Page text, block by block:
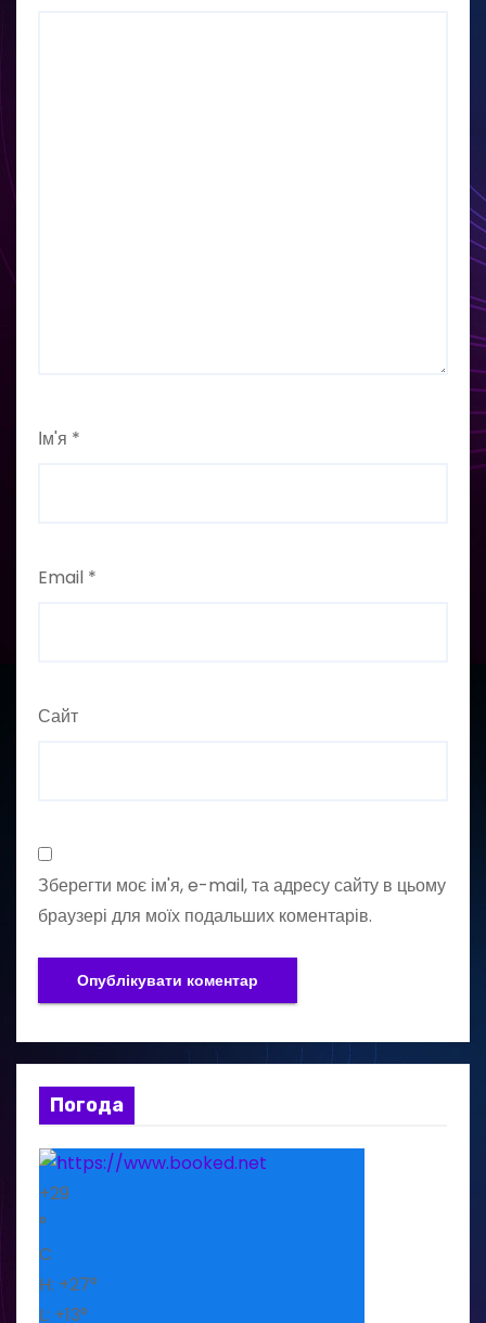
Ім'я *
Email *
Сайт
Зберегти моє ім'я, e-mail, та адресу сайту в цьому
браузері для моїх подальших коментарів.
Погода
+29
°
C
H: +27°
L: +13°